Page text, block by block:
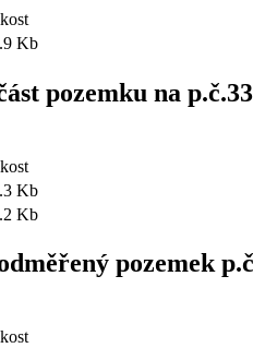
Kb
pozemku na
Kb
Kb
pozemek